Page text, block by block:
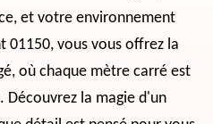
et votre environnement
01150, vous vous offrez la
où chaque mètre carré est
la magie d'un